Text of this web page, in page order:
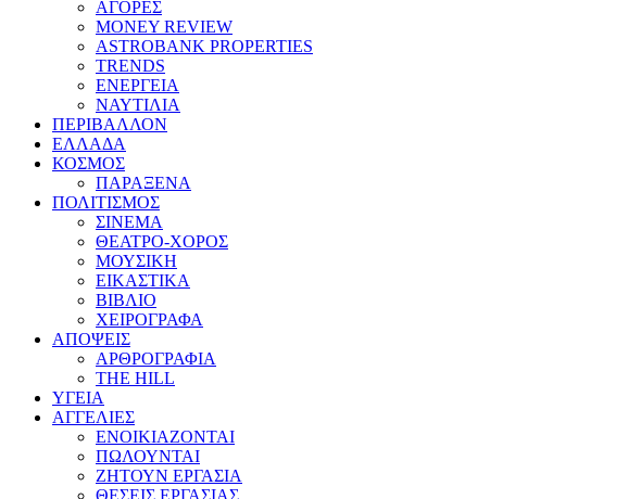
ΑΓΟΡΕΣ
MONEY REVIEW
ASTROBANK PROPERTIES
TRENDS
ΕΝΕΡΓΕΙΑ
ΝΑΥΤΙΛΙΑ
ΠΕΡΙΒΑΛΛΟΝ
ΕΛΛΑΔΑ
ΚΟΣΜΟΣ
ΠΑΡΑΞΕΝΑ
ΠΟΛΙΤΙΣΜΟΣ
ΣΙΝΕΜΑ
ΘΕΑΤΡΟ-ΧΟΡΟΣ
ΜΟΥΣΙΚΗ
ΕΙΚΑΣΤΙΚΑ
ΒΙΒΛΙΟ
ΧΕΙΡΟΓΡΑΦΑ
ΑΠΟΨΕΙΣ
ΑΡΘΡΟΓΡΑΦΙΑ
THE HILL
ΥΓΕΙΑ
ΑΓΓΕΛΙΕΣ
ΕΝΟΙΚΙΑΖΟΝΤΑΙ
ΠΩΛΟΥΝΤΑΙ
ΖΗΤΟΥΝ ΕΡΓΑΣΙΑ
ΘΕΣΕΙΣ ΕΡΓΑΣΙΑΣ